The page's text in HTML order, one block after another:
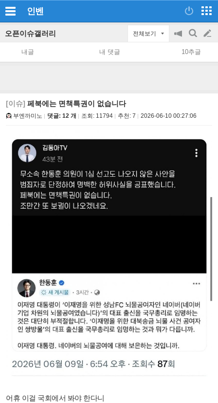
인벤
오픈이슈갤러리 전체보기
공
지
on/off
검
색
글
쓰
내글 내 댓글 10추글
[이슈] 페북에는 면책특권이 없습니다
부엔까미노 댓글: 12 개 조회: 11794 추천: 7 2026-06-10 00:27:06
어휴 이걸 국회에서 봐야 한다니